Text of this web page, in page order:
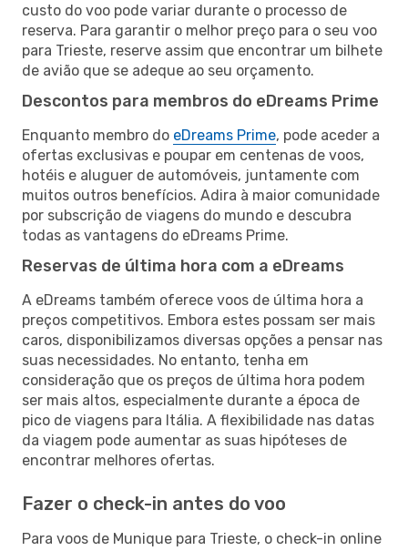
custo do voo pode variar durante o processo de
reserva. Para garantir o melhor preço para o seu voo
para Trieste, reserve assim que encontrar um bilhete
de avião que se adeque ao seu orçamento.
Descontos para membros do eDreams Prime
Enquanto membro do eDreams Prime, pode aceder a
ofertas exclusivas e poupar em centenas de voos,
hotéis e aluguer de automóveis, juntamente com
muitos outros benefícios. Adira à maior comunidade
por subscrição de viagens do mundo e descubra
todas as vantagens do eDreams Prime.
Reservas de última hora com a eDreams
A eDreams também oferece voos de última hora a
preços competitivos. Embora estes possam ser mais
caros, disponibilizamos diversas opções a pensar nas
suas necessidades. No entanto, tenha em
consideração que os preços de última hora podem
ser mais altos, especialmente durante a época de
pico de viagens para Itália. A flexibilidade nas datas
da viagem pode aumentar as suas hipóteses de
encontrar melhores ofertas.
Fazer o check-in antes do voo
Para voos de Munique para Trieste, o check-in online